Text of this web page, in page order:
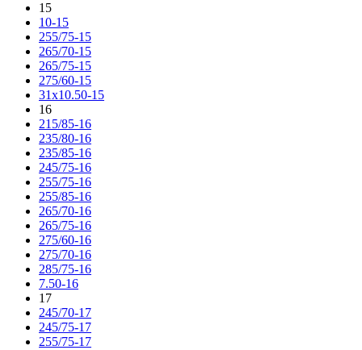
15
10-15
255/75-15
265/70-15
265/75-15
275/60-15
31x10.50-15
16
215/85-16
235/80-16
235/85-16
245/75-16
255/75-16
255/85-16
265/70-16
265/75-16
275/60-16
275/70-16
285/75-16
7.50-16
17
245/70-17
245/75-17
255/75-17